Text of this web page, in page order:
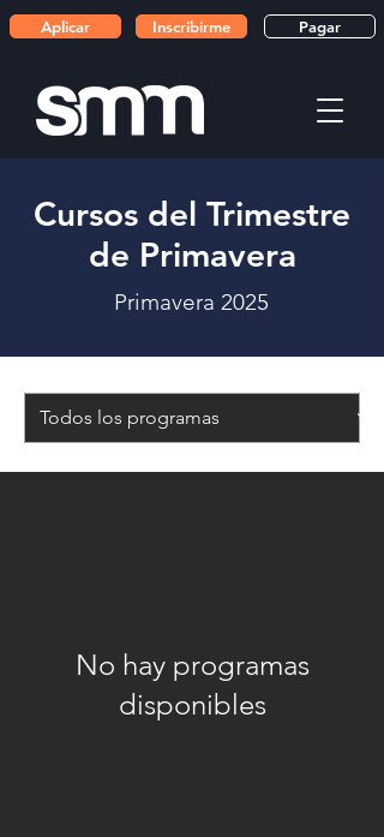
Pagar
Inscribirme
Aplicar
Cursos del Trimestre
de Primavera
Primavera 2025
No hay programas
disponibles